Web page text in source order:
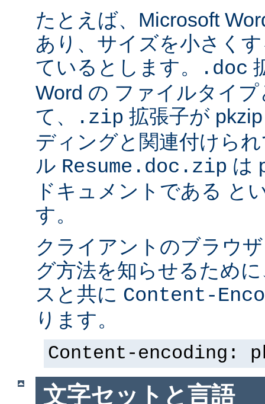
たとえば、Microsoft
あり、サイズを小さく
ているとします。
.doc
Word の ファイルタイ
て、
.zip 拡張子が
ディングと関連付けら
ル Resume.doc.zip は
ドキュメントである と
す。
クライアントのブラウ
グ方法を知らせるため
スと共に Content-
ります。
Content-encoding:
文字セットと言語